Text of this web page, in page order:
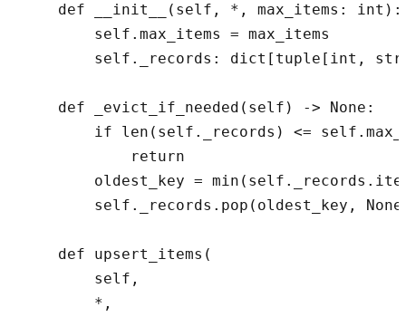
    def __init__(self, *, max_items: int):
        self.max_items = max_items
self._records: dict[tuple[int,
    def _evict_if_needed(self) -> None:
if len(self._records) <=
            return
oldest_key =
self._records.pop(oldest_key,
    def upsert_items(
        self,
        *,